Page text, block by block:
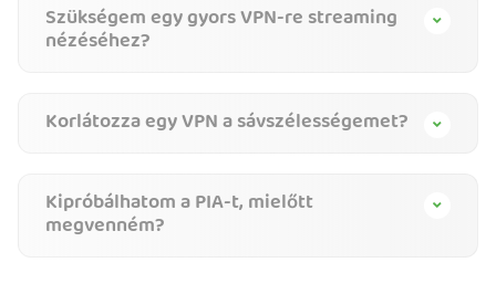
Szükségem egy gyors VPN-re streaming
nézéséhez?
Korlátozza egy VPN a sávszélességemet?
Kipróbálhatom a PIA-t, mielőtt
megvenném?